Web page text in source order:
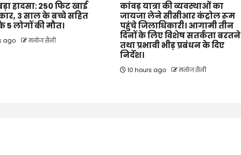
हादसा: 250 फिट खाई
3 साल के बच्चे सहित
के 5 लोगों की मौत।
ago मनोज सैनी
कांवड़ यात्रा की व्यवस्थाओं का
जायजा लेने सीसीआर कंट्रोल रूम
पहुंचे जिलाधिकारी। आगामी तीन
दिनों के लिए विशेष सतर्कता बरतने
तथा प्रभावी भीड़ प्रबंधन के दिए
निर्देश।
10 hours ago मनोज सैनी